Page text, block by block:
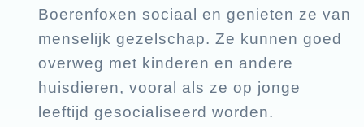
Boerenfoxen sociaal en genieten ze van
menselijk gezelschap. Ze kunnen goed
overweg met kinderen en andere
huisdieren, vooral als ze op jonge
leeftijd gesocialiseerd worden.